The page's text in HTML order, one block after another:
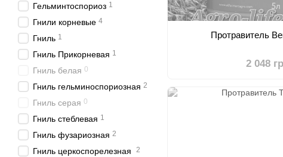
Протравитель
2 048
Гельминтоспориоз 1
Гнили корневые 4
Гниль 1
Гниль Прикорневая 1
Гниль белая 0
Гниль гельминоспориозная 2
Гниль серая 0
Гниль стеблевая 1
Гниль фузариозная 2
Гниль церкоспорелезная 2